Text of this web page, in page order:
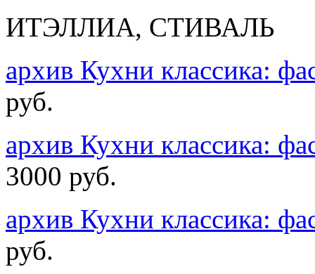
ИТЭЛЛИА, СТИВАЛЬ
архив Кухни классика:
руб.
архив Кухни классика:
3000 руб.
архив Кухни классика:
руб.